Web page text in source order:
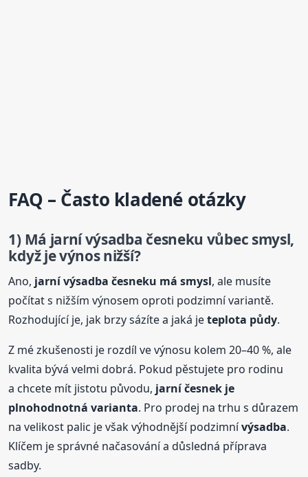
FAQ – Často kladené otázky
1) Má jarnívýsadba česneku vůbec smysl,
když je výnos nižší?
Ano, jarnívýsadba česneku má smysl, ale musíte
počítat s nižším výnosem oproti podzimní variantě.
Rozhodující je, jak brzy sázíte a jaká jeteplota půdy.
Z mé zkušenosti je rozdíl ve výnosu kolem 20–40 %, ale
kvalita bývá velmi dobrá. Pokud pěstujete pro rodinu
a chcete mít jistotu původu, jarní česnek je
plnohodnotná varianta. Pro prodej na trhu s důrazem
na velikost palic je však výhodnější podzimnívýsadba.
Klíčem je správné načasování a důsledná příprava
sadby.